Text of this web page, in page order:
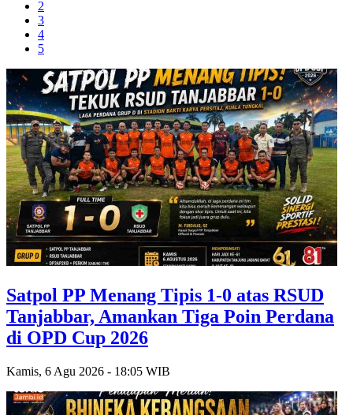
2
3
4
5
Satpol PP Menang Tipis 1-0 atas RSUD
Tanjabbar, Amankan Tiga Poin Perdana
di OPD Cup 2026
Kamis, 6 Agu 2026 - 18:05 WIB